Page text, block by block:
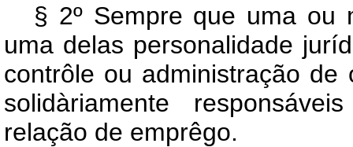
§ 2º Sempre que uma ou
uma delas personalidade
contrôle ou administração de
solidàriamente
relação de emprêgo.